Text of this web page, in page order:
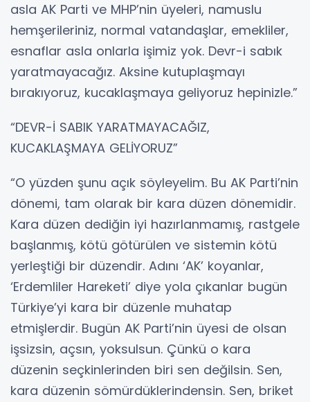
asla AK Parti ve MHP’nin üyeleri, namuslu
hemşerileriniz, normal vatandaşlar, emekliler,
esnaflar asla onlarla işimiz yok. Devr-i sabık
yaratmayacağız. Aksine kutuplaşmayı
bırakıyoruz, kucaklaşmaya geliyoruz hepinizle.”
“DEVR-İ SABIK YARATMAYACAĞIZ,
KUCAKLAŞMAYA GELİYORUZ”
“O yüzden şunu açık söyleyelim. Bu AK Parti’nin
dönemi, tam olarak bir kara düzen dönemidir.
Kara düzen dediğin iyi hazırlanmamış, rastgele
başlanmış, kötü götürülen ve sistemin kötü
yerleştiği bir düzendir. Adını ‘AK’ koyanlar,
‘Erdemliler Hareketi’ diye yola çıkanlar bugün
Türkiye’yi kara bir düzenle muhatap
etmişlerdir. Bugün AK Parti’nin üyesi de olsan
işsizsin, açsın, yoksulsun. Çünkü o kara
düzenin seçkinlerinden biri sen değilsin. Sen,
kara düzenin sömürdüklerindensin. Sen, briket